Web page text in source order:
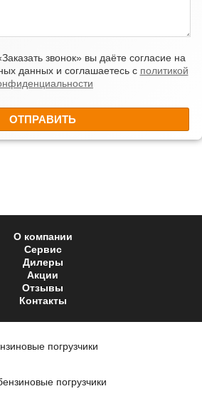
звонок» вы даёте согласие на
данных и соглашаетесь с политикой
О компании
Сервис
Дилеры
Акции
Отзывы
Контакты
погрузчики
погрузчики